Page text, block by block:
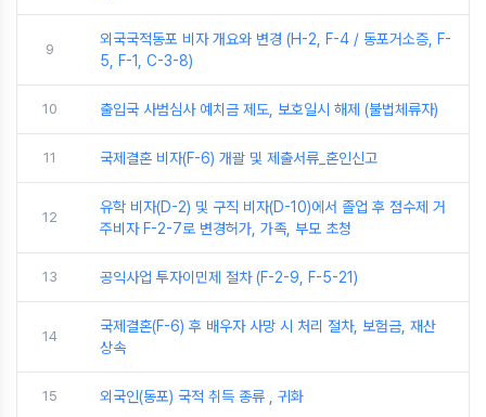
9
외국국적동포 비자 개요와 변경 (H-2, F-4 / 동포거소증, F-
5, F-1, C-3-8)
10 출입국 사범심사 예치금 제도, 보호일시 해제 (불법체류자)
11 국제결혼 비자(F-6) 개괄 및 제출서류_혼인신고
12
유학 비자(D-2) 및 구직 비자(D-10)에서 졸업 후 점수제 거
주비자 F-2-7로 변경허가, 가족, 부모 초청
13 공익사업 투자이민제 절차 (F-2-9, F-5-21)
14
국제결혼(F-6) 후 배우자 사망 시 처리 절차, 보험금, 재산
상속
15 외국인(동포) 국적 취득 종류 , 귀화